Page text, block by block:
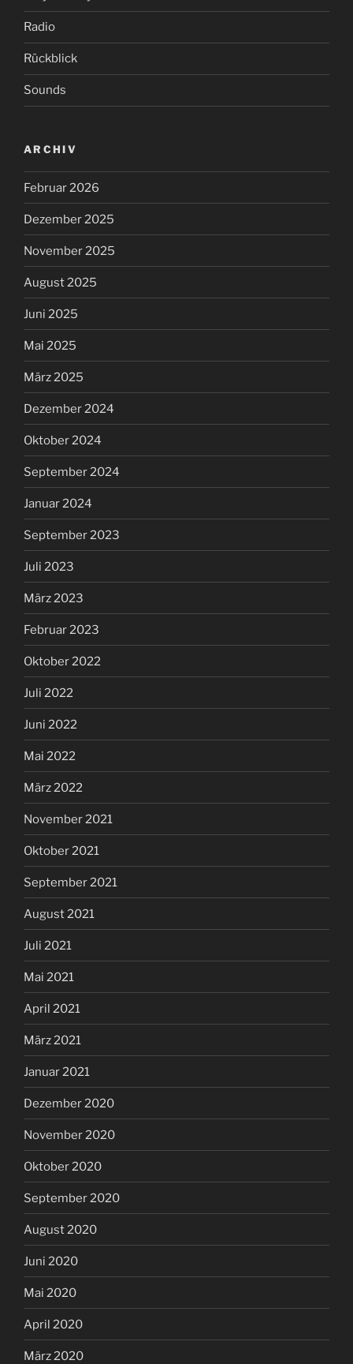
Radio
Rückblick
Sounds
ARCHIV
Februar 2026
Dezember 2025
November 2025
August 2025
Juni 2025
Mai 2025
März 2025
Dezember 2024
Oktober 2024
September 2024
Januar 2024
September 2023
Juli 2023
März 2023
Februar 2023
Oktober 2022
Juli 2022
Juni 2022
Mai 2022
März 2022
November 2021
Oktober 2021
September 2021
August 2021
Juli 2021
Mai 2021
April 2021
März 2021
Januar 2021
Dezember 2020
November 2020
Oktober 2020
September 2020
August 2020
Juni 2020
Mai 2020
April 2020
März 2020